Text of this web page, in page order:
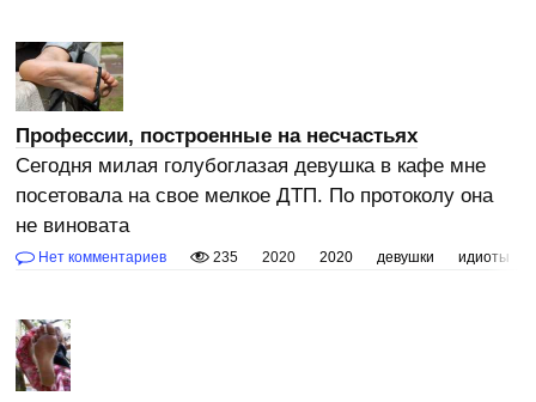
Профессии, построенные на несчастьях
Сегодня милая голубоглазая девушка в кафе мне
посетовала на свое мелкое ДТП. По протоколу она
не виновата
Нет комментариев 235 2020 2020 девушки идиоты